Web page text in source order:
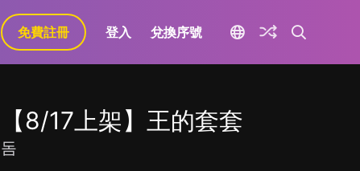
免費註冊 登入 兌換序號
【8/17上架】王的套套
돔